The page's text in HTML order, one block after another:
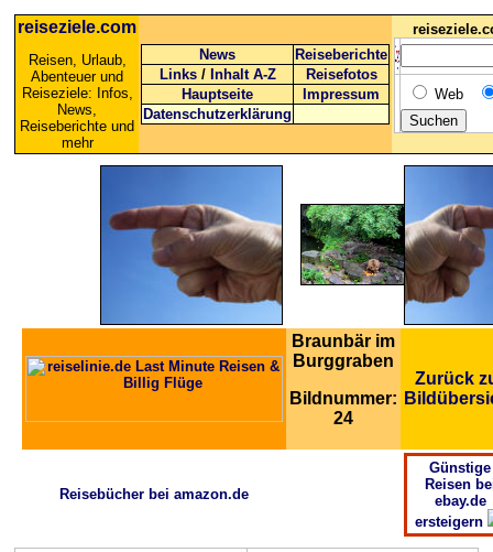
reiseziele.com
Reisen, Urlaub,
Abenteuer und
Reiseziele: Infos,
News,
Reiseberichte und
mehr
News
Reiseberichte
Links / Inhalt A-Z
Reisefotos
Hauptseite
Impressum
Datenschutzerklärung
Web
Braunbär im
Burggraben
Bildnummer:
24
Zurück
Reisebücher bei amazon.de
Günstige
Reisen
ebay.de
ersteigern